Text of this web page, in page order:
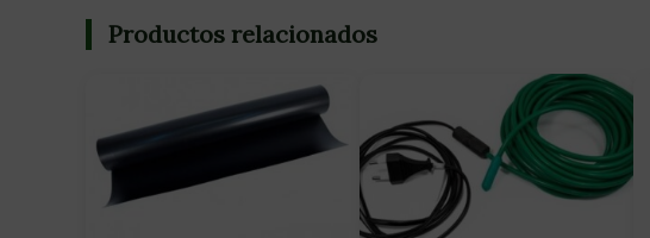
Productos relacionados